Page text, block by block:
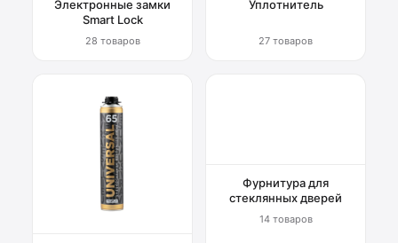
Электронные замки
Smart Lock
28 товаров
Уплотнитель
27 товаров
Фурнитура для
стеклянных дверей
14 товаров